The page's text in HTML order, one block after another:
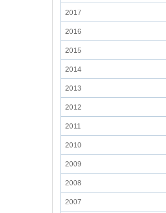
2017
2016
2015
2014
2013
2012
2011
2010
2009
2008
2007